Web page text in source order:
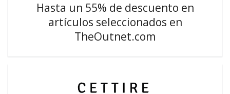
Hasta un 55% de descuento en
artículos seleccionados en
TheOutnet.com